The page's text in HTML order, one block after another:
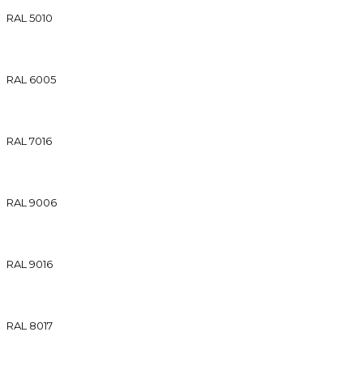
RAL 5010
RAL 6005
RAL 7016
RAL 9006
RAL 9016
RAL 8017